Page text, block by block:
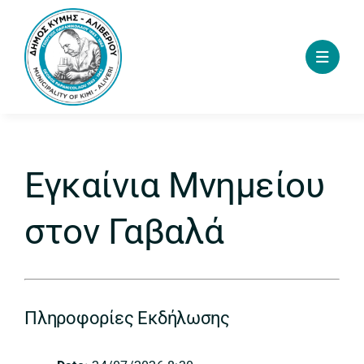
content
Εγκαίνια Μνημείου
στον Γαβαλά
Πληροφορίες Εκδήλωσης